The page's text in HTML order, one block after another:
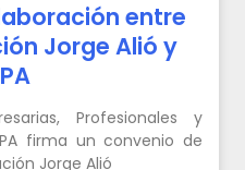
entre
Jorge Alió y
Profesionales y
firma un convenio de
Jorge Alió